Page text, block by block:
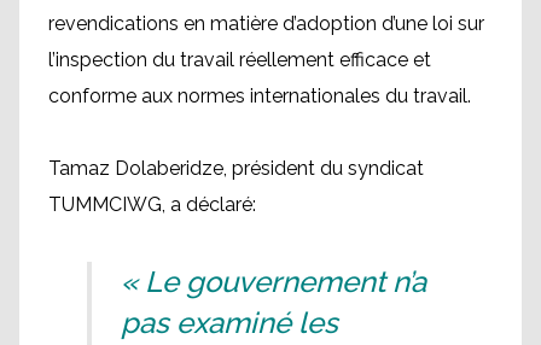
revendications en matière d’adoption d’une loi sur
l’inspection du travail réellement efficace et
conforme aux normes internationales du travail.
Tamaz Dolaberidze, président du syndicat
TUMMCIWG, a déclaré:
« Le gouvernement n’a
pas examiné les